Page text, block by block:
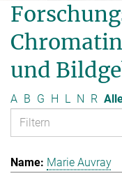
und
A B G H L N R
Marie Auvray